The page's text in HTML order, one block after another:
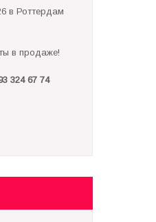
в Роттердам
в продаже!
324 67 74